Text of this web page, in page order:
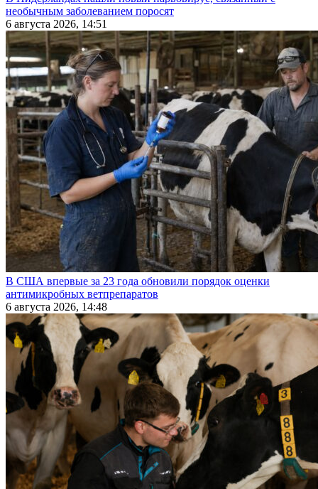
необычным заболеванием поросят
6 августа 2026, 14:51
В США впервые за 23 года обновили порядок оценки
антимикробных ветпрепаратов
6 августа 2026, 14:48